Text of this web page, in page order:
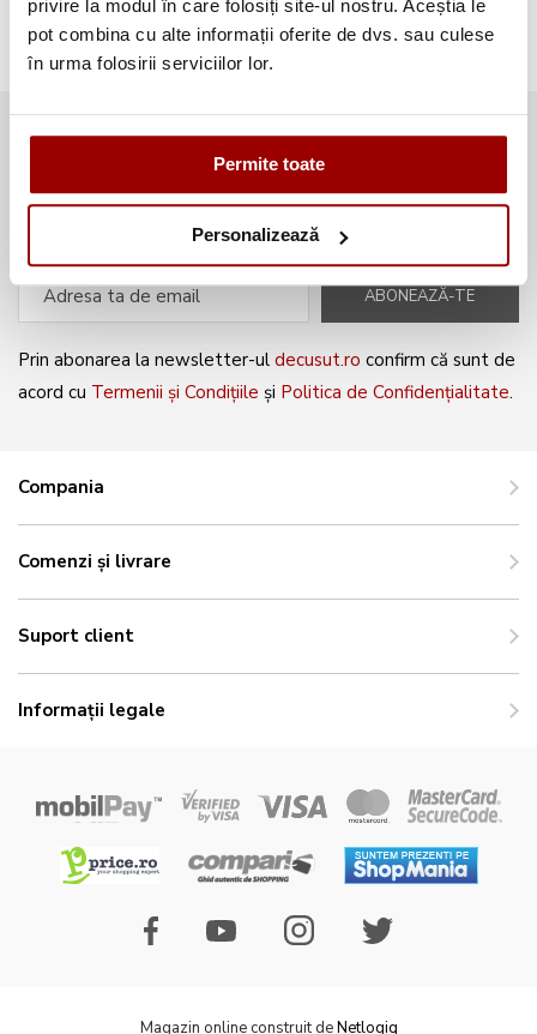
privire la modul în care folosiți site-ul nostru. Aceștia le
pot combina cu alte informații oferite de dvs. sau culese
în urma folosirii serviciilor lor.
Permite toate
Personalizează
Abonează-te la newsletter și fii
mereu la curent cu noile produse și
oferte speciale!
ABONEAZĂ-TE
Prin abonarea la newsletter-ul decusut.ro confirm că sunt de
acord cu Termenii și Condițiile și Politica de Confidențialitate.
Compania
Comenzi și livrare
Suport client
Informații legale
Magazin online construit deNetlogiq